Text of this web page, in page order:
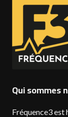
Qui sommes
Fréquence3 est